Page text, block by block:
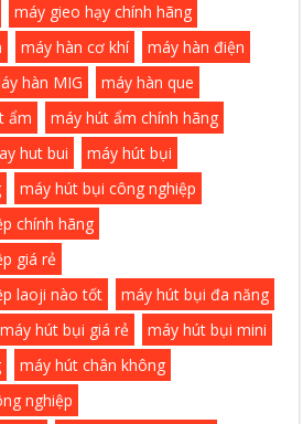
máy gieo hạy chính hãng
máy hàn cơ khí
máy hàn điện
hàn MIG
máy hàn que
ẩm
máy hút ẩm chính hãng
hut bui
máy hút bụi
máy hút bụi công nghiệp
chính hãng
giá rẻ
laoji nào tốt
máy hút bụi đa năng
máy hút bụi giá rẻ
máy hút bụi mini
máy hút chân không
nghiệp